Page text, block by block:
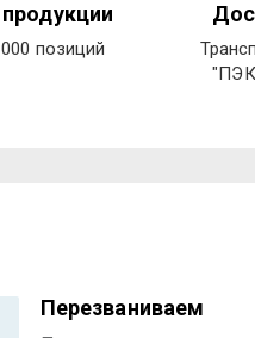
позиций
Перезваниваем